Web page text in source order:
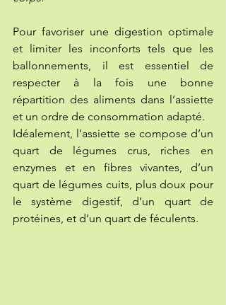
Pour favoriser une digestion optimale
et limiter les inconforts tels que les
ballonnements, il est essentiel de
respecter à la fois une bonne
répartition des aliments dans l’assiette
et un ordre de consommation adapté.
Idéalement, l’assiette se compose d’un
quart de légumes crus, riches en
enzymes et en fibres vivantes, d’un
quart de légumes cuits, plus doux pour
le système digestif, d’un quart de
protéines, et d’un quart de féculents.